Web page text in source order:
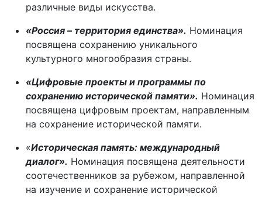
различные виды искусства.
«Россия – территория единства». Номинация
посвящена сохранению уникального
культурного многообразия страны.
«Цифровые проекты и программы по
сохранению исторической памяти». Номинация
посвящена цифровым проектам, направленным
на сохранение исторической памяти.
«Историческая память: международный
диалог». Номинация посвящена деятельности
соотечественников за рубежом, направленной
на изучение и сохранение исторической